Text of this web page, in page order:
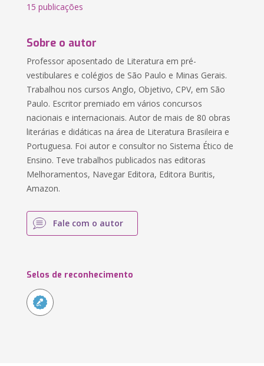
15 publicações
Sobre o autor
Professor aposentado de Literatura em pré-
vestibulares e colégios de São Paulo e Minas Gerais.
Trabalhou nos cursos Anglo, Objetivo, CPV, em São
Paulo. Escritor premiado em vários concursos
nacionais e internacionais. Autor de mais de 80 obras
literárias e didáticas na área de Literatura Brasileira e
Portuguesa. Foi autor e consultor no Sistema Ético de
Ensino. Teve trabalhos publicados nas editoras
Melhoramentos, Navegar Editora, Editora Buritis,
Amazon.
Fale com o autor
Selos de reconhecimento